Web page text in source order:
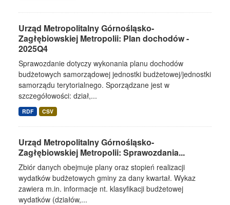
Urząd Metropolitalny Górnośląsko-
Zagłębiowskiej Metropolii: Plan dochodów -
2025Q4
Sprawozdanie dotyczy wykonania planu dochodów
budżetowych samorządowej jednostki budżetowej/jednostki
samorządu terytorialnego. Sporządzane jest w
szczegółowości: dział,...
RDF CSV
Urząd Metropolitalny Górnośląsko-
Zagłębiowskiej Metropolii: Sprawozdania...
Zbiór danych obejmuje plany oraz stopień realizacji
wydatków budżetowych gminy za dany kwartał. Wykaz
zawiera m.in. informacje nt. klasyfikacji budżetowej
wydatków (działów,...